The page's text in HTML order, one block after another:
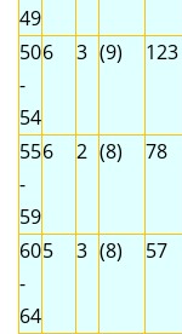
49
50
-
54
6 3 (9) 123
55
-
59
6 2 (8) 78
60
-
64
5 3 (8) 57